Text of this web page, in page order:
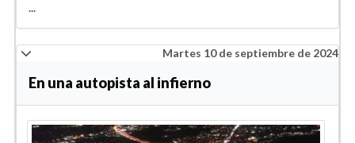
...
Martes 10 de septiembre de 2024
En una autopista al infierno